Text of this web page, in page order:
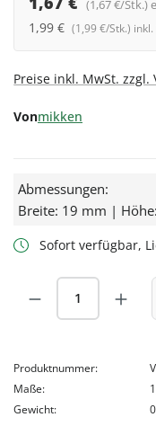
(1,67 €/Stk.)
1,99 € (1,99 €/Stk.) inkl.
Preise inkl. MwSt. zzgl.
Vonmikken
Abmessungen:
Breite: 19 mm |
Sofort verfügbar,
Produkt
Produktnummer:
Maße:
Gewicht: